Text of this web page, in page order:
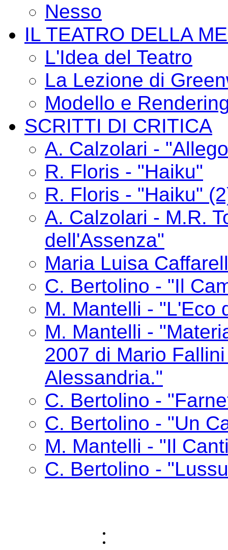
Nesso
IL TEATRO DELLA
L'Idea del Teatro
La Lezione di
Modello e
SCRITTI DI CRITICA
A. Calzolari -
R. Floris - "Haiku"
R. Floris - "Haiku"
A. Calzolari - M.R.
dell'Assenza"
Maria Luisa
C. Bertolino - "Il
M. Mantelli - "L'Eco
M. Mantelli -
2007 di Mario
Alessandria."
C. Bertolino -
C. Bertolino - "Un
M. Mantelli - "Il
C. Bertolino -